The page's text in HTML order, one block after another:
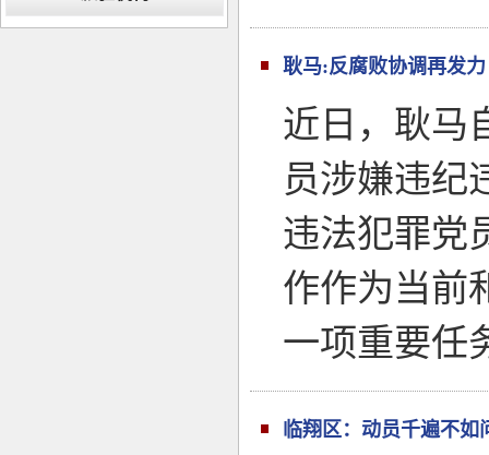
耿马:反腐败协调再发力
近日，耿马
员涉嫌违纪
违法犯罪党
作作为当前
一项重要任
临翔区：动员千遍不如